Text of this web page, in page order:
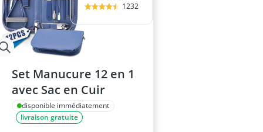
1232
Set Manucure 12 en 1
avec Sac en Cuir
disponible immédiatement
livraison gratuite